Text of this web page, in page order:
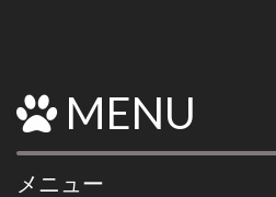
MENU
メニュー